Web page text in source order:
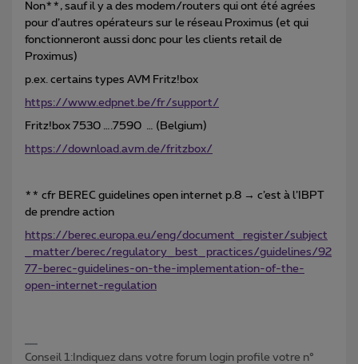
Non**, sauf il y a des modem/routers qui ont été agrées
pour d’autres opérateurs sur le réseau Proximus (et qui
fonctionneront aussi donc pour les clients retail de
Proximus)
p.ex. certains types AVM Fritz!box
https://www.edpnet.be/fr/support/
Fritz!box 7530 ….7590 … (Belgium)
https://download.avm.de/fritzbox/
** cfr BEREC guidelines open internet p.8 → c’est à l’IBPT
de prendre action
https://berec.europa.eu/eng/document_register/subject
_matter/berec/regulatory_best_practices/guidelines/92
77-berec-guidelines-on-the-implementation-of-the-
open-internet-regulation
Conseil 1:Indiquez dans votre forum login profile votre n°